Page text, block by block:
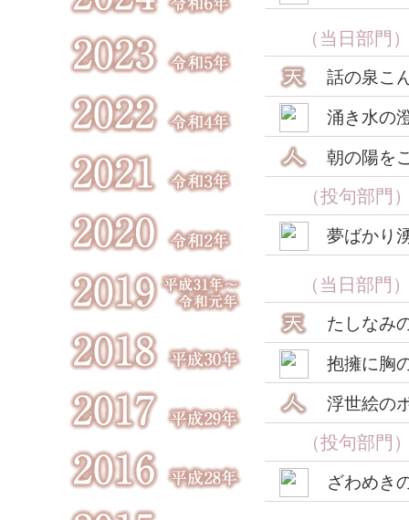
（当日部門
話の泉こ
涌き水の
朝の陽を
（投句部門
夢ばかり
（当日部門
たしなみ
抱擁に胸
浮世絵の
（投句部門
ざわめき